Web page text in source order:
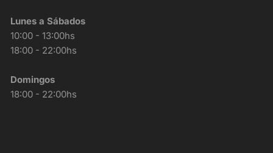
Lunes a Sábados
10:00 - 13:00hs
18:00 - 22:00hs
Domingos
18:00 - 22:00hs